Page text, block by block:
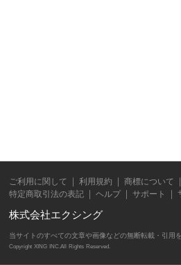
ご利用に関して 利用規約 商標について
特定商取引法の表記
ヘルプ サポート
株式会社エクシング
当サイトのすべての文章や画像などの無断転載・引用
Copyright XING INC.All Rights Reserved.